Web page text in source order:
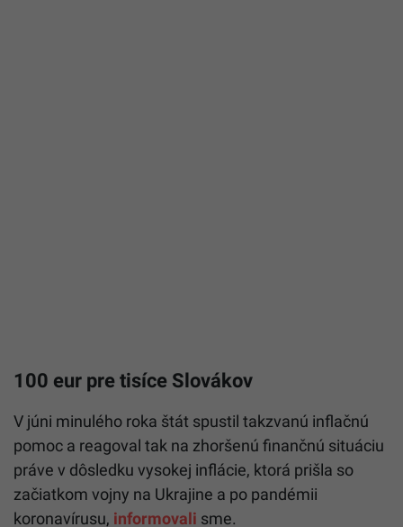
100 eur pre tisíce Slovákov
V júni minulého roka štát spustil takzvanú inflačnú
pomoc a reagoval tak na zhoršenú finančnú situáciu
práve v dôsledku vysokej inflácie, ktorá prišla so
začiatkom vojny na Ukrajine a po pandémii
koronavírusu, informovali sme.